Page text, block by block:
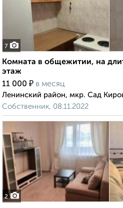
7
Комната в общежитии, на
этаж
11 000 ₽ в месяц
Ленинский район, мкр. Сад
Собственник, 08.11.2022
2